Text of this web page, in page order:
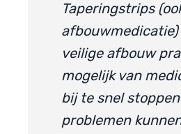
Taperingstrips
afbouwmedicatie)
veilige afbouw
mogelijk van
bij te snel stoppen
problemen